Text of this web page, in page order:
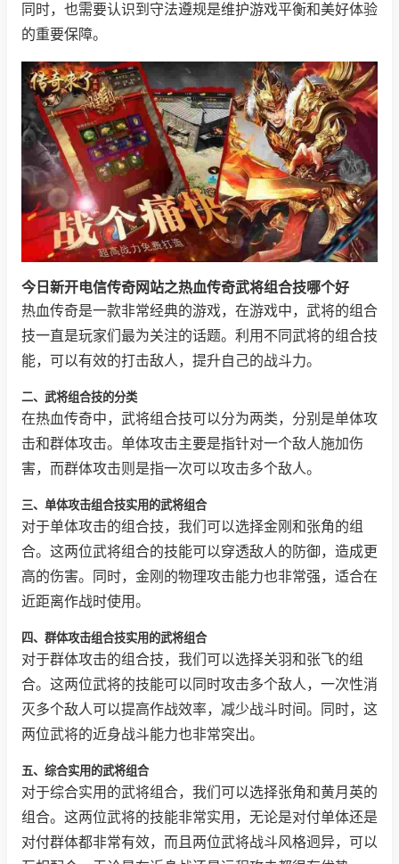
同时，也需要认识到守法遵规是维护游戏平衡和美好体验
的重要保障。
今日新开电信传奇网站之热血传奇武将组合技哪个好
热血传奇是一款非常经典的游戏，在游戏中，武将的组合
技一直是玩家们最为关注的话题。利用不同武将的组合技
能，可以有效的打击敌人，提升自己的战斗力。
二、武将组合技的分类
在热血传奇中，武将组合技可以分为两类，分别是单体攻
击和群体攻击。单体攻击主要是指针对一个敌人施加伤
害，而群体攻击则是指一次可以攻击多个敌人。
三、单体攻击组合技实用的武将组合
对于单体攻击的组合技，我们可以选择金刚和张角的组
合。这两位武将组合的技能可以穿透敌人的防御，造成更
高的伤害。同时，金刚的物理攻击能力也非常强，适合在
近距离作战时使用。
四、群体攻击组合技实用的武将组合
对于群体攻击的组合技，我们可以选择关羽和张飞的组
合。这两位武将的技能可以同时攻击多个敌人，一次性消
灭多个敌人可以提高作战效率，减少战斗时间。同时，这
两位武将的近身战斗能力也非常突出。
五、综合实用的武将组合
对于综合实用的武将组合，我们可以选择张角和黄月英的
组合。这两位武将的技能非常实用，无论是对付单体还是
对付群体都非常有效，而且两位武将战斗风格迥异，可以